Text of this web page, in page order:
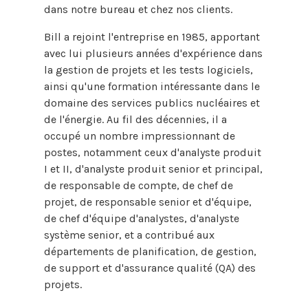
dans notre bureau et chez nos clients.
Bill a rejoint l'entreprise en 1985, apportant
avec lui plusieurs années d'expérience dans
la gestion de projets et les tests logiciels,
ainsi qu'une formation intéressante dans le
domaine des services publics nucléaires et
de l'énergie. Au fil des décennies, il a
occupé un nombre impressionnant de
postes, notamment ceux d'analyste produit
I et II, d'analyste produit senior et principal,
de responsable de compte, de chef de
projet, de responsable senior et d'équipe,
de chef d'équipe d'analystes, d'analyste
système senior, et a contribué aux
départements de planification, de gestion,
de support et d'assurance qualité (QA) des
projets.